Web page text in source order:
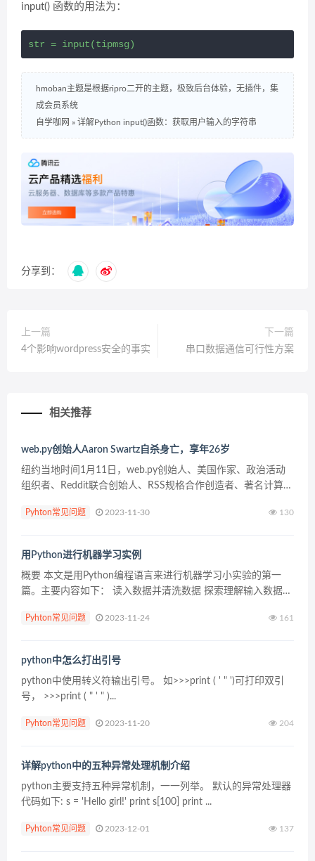
input() 函数的用法为：
str = input(tipmsg)
hmoban主题是根据ripro二开的主题，极致后台体验，无插件，集
成会员系统
自学咖网 » 详解Python input()函数：获取用户输入的字符串
分享到：
上一篇
4个影响wordpress安全的事实
下一篇
串口数据通信可行性方案
相关推荐
web.py创始人Aaron Swartz自杀身亡，享年26岁
纽约当地时间1月11日，web.py创始人、美国作家、政治活动
组织者、Reddit联合创始人、RSS规格合作创造者、著名计算机
1986年，在14...
Pyhton常见问题 2023-11-30 130
用Python进行机器学习实例
概要 本文是用Python编程语言来进行机器学习小实验的第一
篇。主要内容如下： 读入数据并清洗数据 探索理解输入数据的
评估程序表现的准确性 读入数据 Readi...
Pyhton常见问题 2023-11-24 161
python中怎么打出引号
python中使用转义符输出引号。 如>>>print ( ' " ')可打印双引
号， >>>print ( " ' " )...
Pyhton常见问题 2023-11-20 204
详解python中的五种异常处理机制介绍
python主要支持五种异常机制，一一列举。 默认的异常处理器
代码如下: s = 'Hello girl!' print s[100] print ...
Pyhton常见问题 2023-12-01 137